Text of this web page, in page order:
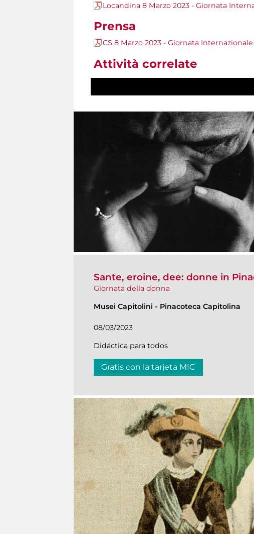
Locandina 8 Marzo 2023 - Giornata
Prensa
CS 8 Marzo 2023 - Giornata
Attività correlate
Sante, eroine, dee: donne in
Giornata della donna
Musei Capitolini - Pinacoteca Capitolina
08/03/2023
Didáctica para todos
Gratis con la tarjeta MIC